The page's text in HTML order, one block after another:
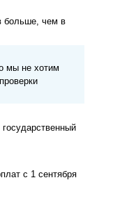
больше, чем в
мы не хотим
с 1 сентября